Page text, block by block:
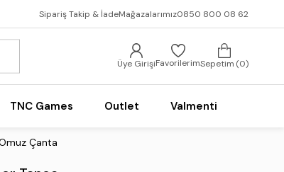
Sipariş Takip & İadeMağazalarımız0850 800 08 62
Üye GirişiFavorilerimSepetim 0
TNC Games Outlet Valmenti
Çanta